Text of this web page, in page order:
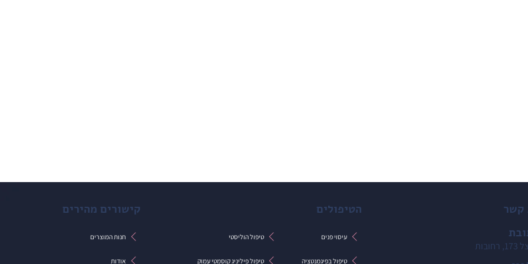
קישורים מהירים
חנות המוצרים
אודות
הטיפולים
עיסוי פנים טיפול הוליסטי
טיפול בפיגמנטציה טיפול פיליניג קוסמטי עמוק
קשר